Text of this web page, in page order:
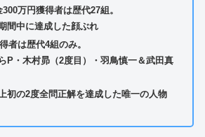
万円獲得者は歴代27組。
間中に達成した顔ぶれ
者は歴代4組のみ。
P・木村昴（2度目）・羽鳥慎一＆武田真
初の2度全問正解を達成した唯一の人物